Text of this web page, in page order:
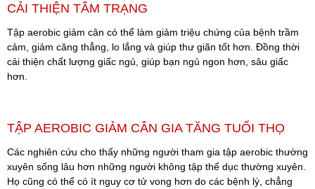
CẢI THIỆN TÂM TRẠNG
Tập aerobic giảm cân có thể làm giảm triệu chứng của bệnh trầm
cảm, giảm căng thẳng, lo lắng và giúp thư giãn tốt hơn. Đồng thời
cải thiện chất lượng giấc ngủ, giúp bạn ngủ ngon hơn, sâu giấc
hơn.
TẬP AEROBIC GIẢM CÂN GIA TĂNG TUỔI THỌ
Các nghiên cứu cho thấy những người tham gia tập aerobic thường
xuyên sống lâu hơn những người không tập thể dục thường xuyên.
Họ cũng có thể có ít nguy cơ tử vong hơn do các bệnh lý, chẳng